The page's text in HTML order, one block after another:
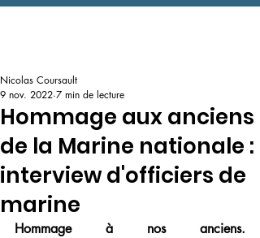
Hommage aux anciens
de la Marine nationale :
interview d'officiers de
marine
Nicolas Coursault
9 nov. 2022 7 min de lecture
Hommage à nos anciens.